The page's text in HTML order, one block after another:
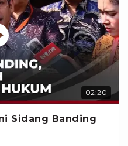
02:20
Sidang Banding